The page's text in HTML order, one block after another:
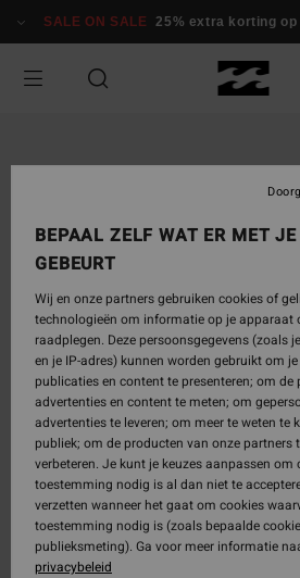
naar
SALE ON SALE 25% extra korting op
BEPAAL ZELF WAT ER MET JE
GEBEURT
Wij en onze partners gebruiken cookies of
technologieën om informatie op je apparaat
raadplegen. Deze persoonsgegevens (zoals
en je IP-adres) kunnen worden gebruikt om
publicaties en content te presenteren; om de
advertenties en content te meten; om
advertenties te leveren; om meer te weten te
publiek; om de producten van onze partners
verbeteren. Je kunt je keuzes aanpassen
toestemming nodig is al dan niet te
verzetten wanneer het gaat om cookies
toestemming nodig is (zoals bepaalde
publieksmeting). Ga voor meer informatie
privacybeleid